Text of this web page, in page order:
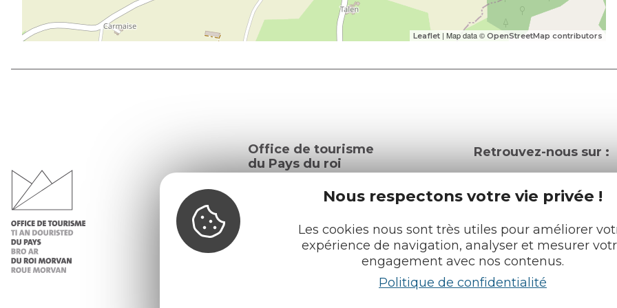
Nous respectons votre vie privée !
Les cookies nous sont très utiles pour améliorer
expérience de navigation, analyser et mesurer
engagement avec nos contenus.
Politique de confidentialité
Leaflet | Map data © OpenStreetMap contributors
Office de tourisme
du Pays du roi
Nos accueils
Retrouvez-nous sur :
Espace pro
Partenaires